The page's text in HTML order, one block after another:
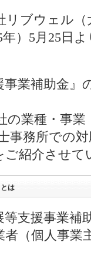
リブウェル
）5月25日
事業補助金
業種・事業
事務所での
ご紹介させ
は
支援事業補
者（個人事